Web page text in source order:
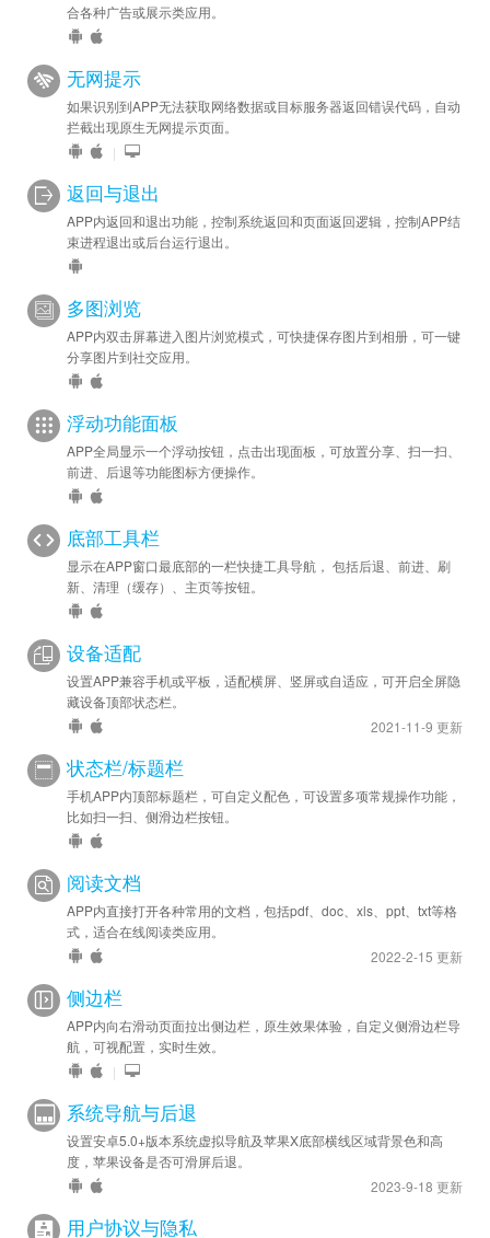
合各种广告或展示类应用。
无网提示
如果识别到APP无法获取网络数据或目标服务器返回错误代码，自动
拦截出现原生无网提示页面。
|
返回与退出
APP内返回和退出功能，控制系统返回和页面返回逻辑，控制APP结
束进程退出或后台运行退出。
多图浏览
APP内双击屏幕进入图片浏览模式，可快捷保存图片到相册，可一键
分享图片到社交应用。
浮动功能面板
APP全局显示一个浮动按钮，点击出现面板，可放置分享、扫一扫、
前进、后退等功能图标方便操作。
底部工具栏
显示在APP窗口最底部的一栏快捷工具导航， 包括后退、前进、刷
新、清理（缓存）、主页等按钮。
设备适配
设置APP兼容手机或平板，适配横屏、竖屏或自适应，可开启全屏隐
藏设备顶部状态栏。
2021-11-9 更新
状态栏/标题栏
手机APP内顶部标题栏，可自定义配色，可设置多项常规操作功能，
比如扫一扫、侧滑边栏按钮。
阅读文档
APP内直接打开各种常用的文档，包括pdf、doc、xls、ppt、txt等格
式，适合在线阅读类应用。
2022-2-15 更新
侧边栏
APP内向右滑动页面拉出侧边栏，原生效果体验，自定义侧滑边栏导
航，可视配置，实时生效。
|
系统导航与后退
设置安卓5.0+版本系统虚拟导航及苹果X底部横线区域背景色和高
度，苹果设备是否可滑屏后退。
2023-9-18 更新
用户协议与隐私